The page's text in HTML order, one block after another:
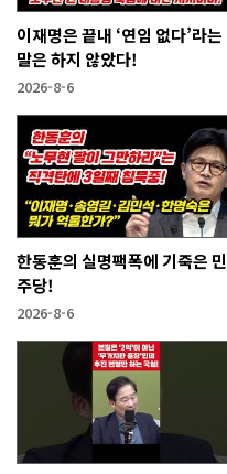
이재명은 끝내 ‘연임 없다’라는
말은 하지 않았다!
2026-8-6
한동훈의 실명팩폭에 기죽은 민
주당!
2026-8-6